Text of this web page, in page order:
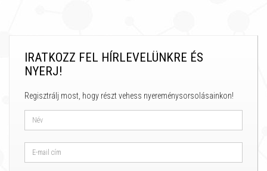
IRATKOZZ FEL HÍRLEVELÜNKRE ÉS
NYERJ!
Regisztrálj most, hogy részt vehess nyereménysorsolásainkon!